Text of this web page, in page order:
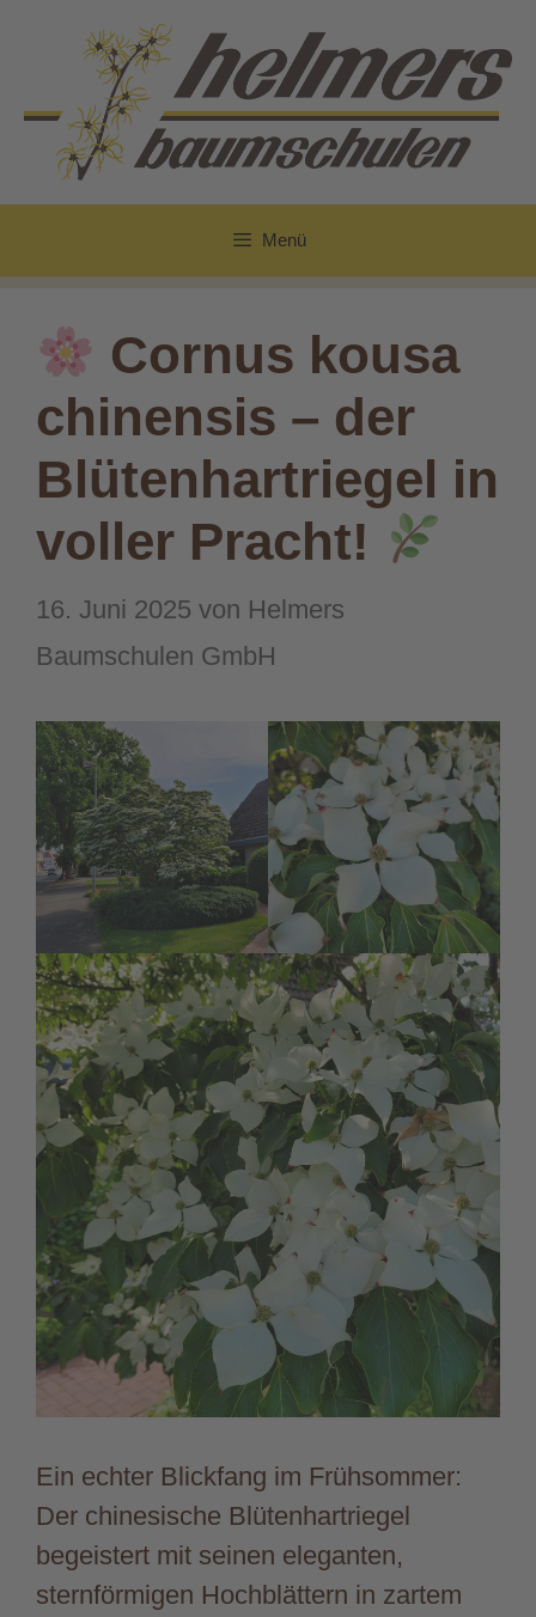
springen
Menü
Cornus kousa
chinensis – der
Blütenhartriegel in
voller Pracht!
16. Juni 2025 von Helmers
Baumschulen GmbH
Ein echter Blickfang im Frühsommer:
Der chinesische Blütenhartriegel
begeistert mit seinen eleganten,
sternförmigen Hochblättern in zartem